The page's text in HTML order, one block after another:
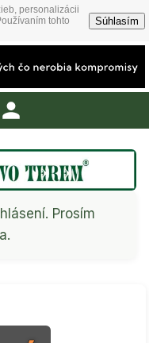
personalizácii
tohto
Súhlasím
Prosím